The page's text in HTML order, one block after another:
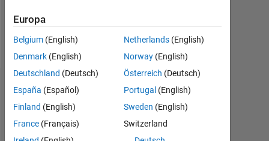
Follow
Dashboard
MATLAB Answers
Europa
Belgium (English)
Denmark (English)
Deutschland (Deutsch)
España (Español)
Finland (English)
France (Français)
Netherlands (English)
Norway (English)
Österreich (Deutsch)
Portugal (English)
Sweden (English)
Switzerland